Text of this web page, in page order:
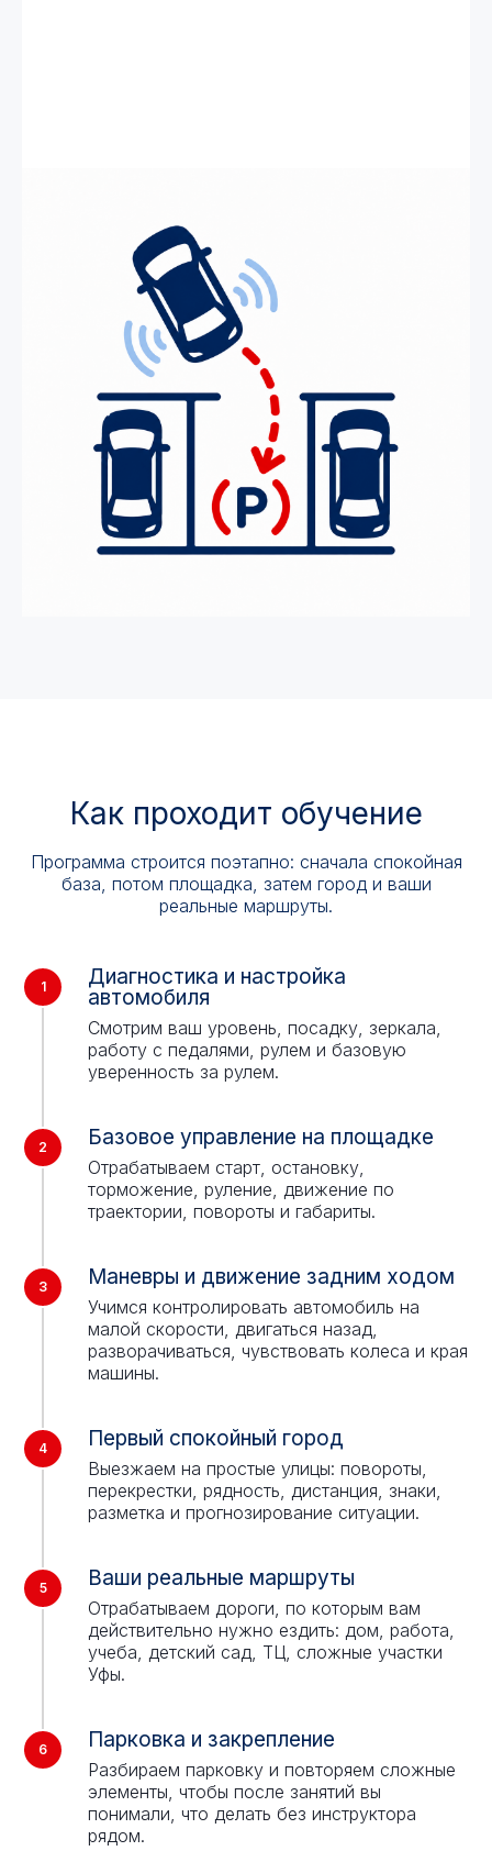
Как проходит обучение
Программа строится поэтапно: сначала спокойная
база, потом площадка, затем город и ваши
реальные маршруты.
Диагностика и настройка
автомобиля
Смотрим ваш уровень, посадку, зеркала,
работу с педалями, рулем и базовую
уверенность за рулем.
Базовое управление на площадке
Отрабатываем старт, остановку,
торможение, руление, движение по
траектории, повороты и габариты.
Маневры и движение задним ходом
Учимся контролировать автомобиль на
малой скорости, двигаться назад,
разворачиваться, чувствовать колеса и края
машины.
Первый спокойный город
Выезжаем на простые улицы: повороты,
перекрестки, рядность, дистанция, знаки,
разметка и прогнозирование ситуации.
Ваши реальные маршруты
Отрабатываем дороги, по которым вам
действительно нужно ездить: дом, работа,
учеба, детский сад, ТЦ, сложные участки
Уфы.
Парковка и закрепление
Разбираем парковку и повторяем сложные
элементы, чтобы после занятий вы
понимали, что делать без инструктора
рядом.